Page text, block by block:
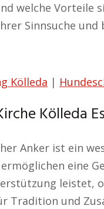
welche
Sinnsuche
Kölleda |
Kölleda
Anker ist ein
eine
leistet,
Tradition und